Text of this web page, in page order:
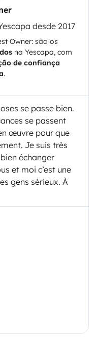
desde 2017
Owner: são os
na Yescapa, com
de confiança
.
se passe bien.
se passent
œuvre pour que
Je suis très
échanger
et moi c’est une
gens sérieux. À